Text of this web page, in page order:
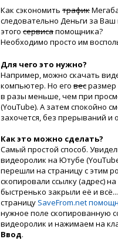
Как сэкономить трафик
следовательно Деньги за
этого сервисапомощника?
Необходимо просто им
Для чего это нужно?
Например, можно скачать
компьютер. Но его весразмер
в разы меньше, чем при
(YouTube). А затем спокойно
захочется, без прерываний и
Как это можно сделать?
Самый простой способ.
видеоролик на Ютубе
перешли на страницу с этим
скопировали ссылку (адрес)
быстренько закрыли её и
страницу SaveFrom.net
нужное поле скопированную
видеоролик и нажимаем на
Ввод.